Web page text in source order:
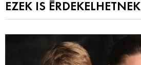
EZEK IS ÉRDEKELHETNEK